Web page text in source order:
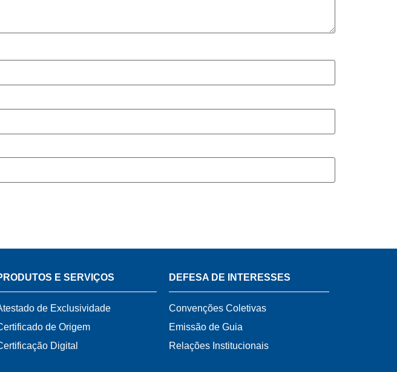
E SERVIÇOS
de Exclusividade
de Origem
Digital
DEFESA DE INTERESSES
Convenções Coletivas
Emissão de Guia
Relações Institucionais